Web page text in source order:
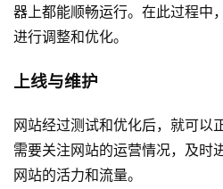
器上都能顺畅运行。在此过程中
进行调整和优化。
上线与维护
网站经过测试和优化后，就可以
需要关注网站的运营情况，及时
网站的活力和流量。